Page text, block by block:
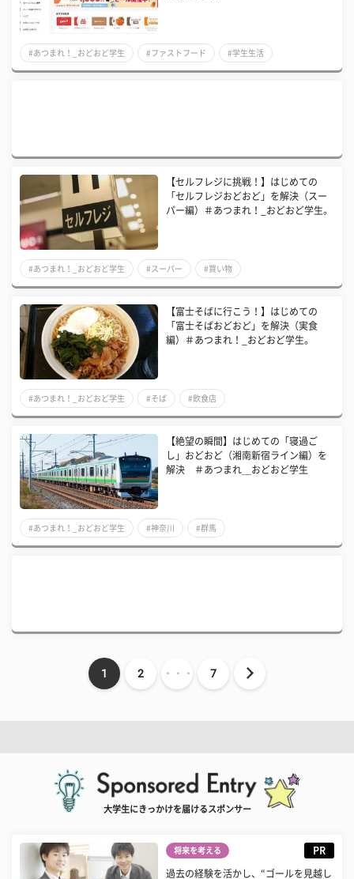
#あつまれ！_おどおど学生 #ファストフード #学生生活
【セルフレジに挑戦！】はじめての
「セルフレジおどおど」を解決（スー
パー編）＃あつまれ！_おどおど学生。
#あつまれ！_おどおど学生 #スーパー #買い物
【富士そばに行こう！】はじめての
「富士そばおどおど」を解決（実食
編）＃あつまれ！_おどおど学生。
#あつまれ！_おどおど学生 #そば #飲食店
【絶望の瞬間】はじめての「寝過ご
し」おどおど（湘南新宿ライン編）を
解決 ＃あつまれ＿おどおど学生
#あつまれ！_おどおど学生 #神奈川 #群馬
1 2 ・・・ 7
大学生にきっかけを届けるスポンサー
将来を考える PR
過去の経験を活かし、“ゴールを見越し